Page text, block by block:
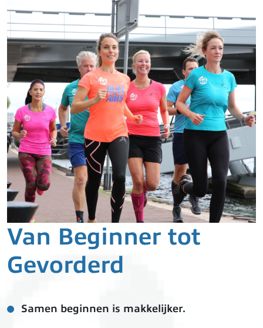
Van Beginner tot
Gevorderd
Samen beginnen is makkelijker.